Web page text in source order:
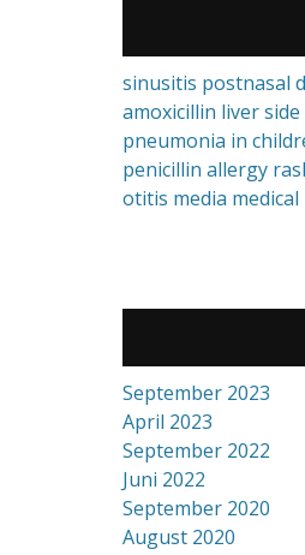
sinusitis postnasal
amoxicillin liver
pneumonia in
penicillin allergy
otitis media
September 2023
April 2023
September 2022
Juni 2022
September 2020
August 2020